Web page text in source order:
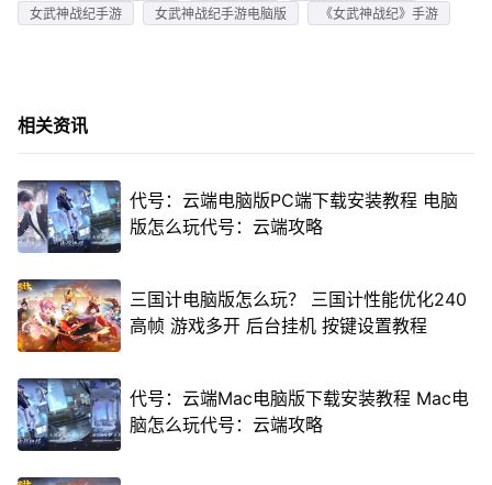
女武神战纪手游
女武神战纪手游电脑版 《女武神战纪》手游
相关资讯
代号：云端电脑版PC端下载安装教程 电脑
版怎么玩代号：云端攻略
三国计电脑版怎么玩？ 三国计性能优化240
高帧 游戏多开 后台挂机 按键设置教程
代号：云端Mac电脑版下载安装教程 Mac电
脑怎么玩代号：云端攻略